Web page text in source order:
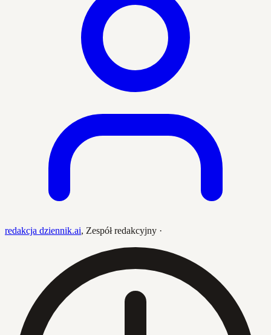
redakcja dziennik.ai, Zespół redakcyjny ·